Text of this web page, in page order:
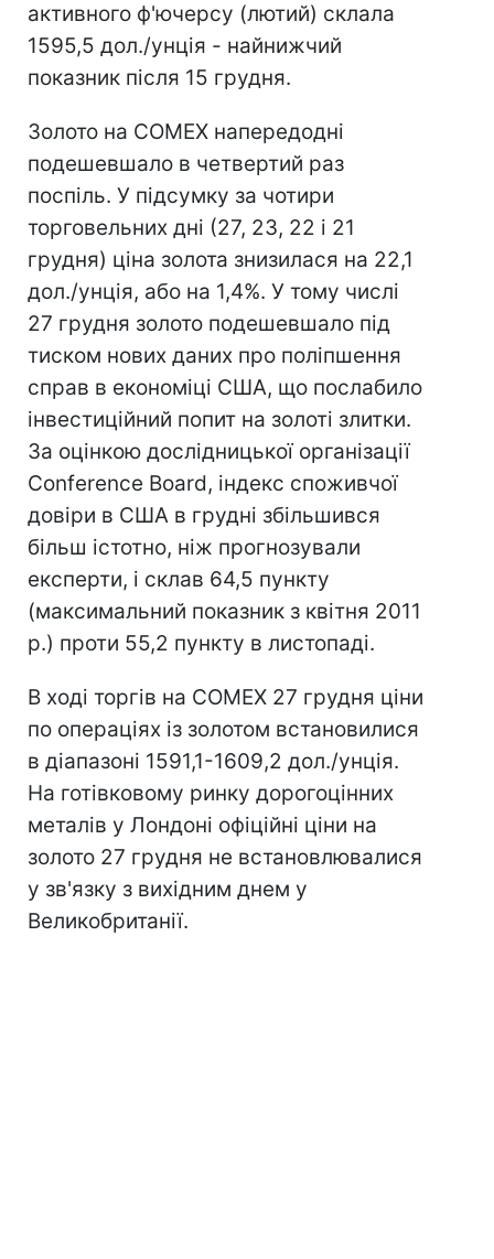
активного ф'ючерсу (лютий) склала
1595,5 дол./унція - найнижчий
показник після 15 грудня.
Золото на COMEX напередодні
подешевшало в четвертий раз
поспіль. У підсумку за чотири
торговельних дні (27, 23, 22 і 21
грудня) ціна золота знизилася на 22,1
дол./унція, або на 1,4%. У тому числі
27 грудня золото подешевшало під
тиском нових даних про поліпшення
справ в економіці США, що послабило
інвестиційний попит на золоті злитки.
За оцінкою дослідницької організації
Conference Board, індекс споживчої
довіри в США в грудні збільшився
більш істотно, ніж прогнозували
експерти, і склав 64,5 пункту
(максимальний показник з квітня 2011
р.) проти 55,2 пункту в листопаді.
В ході торгів на COMEX 27 грудня ціни
по операціях із золотом встановилися
в діапазоні 1591,1-1609,2 дол./унція.
На готівковому ринку дорогоцінних
металів у Лондоні офіційні ціни на
золото 27 грудня не встановлювалися
у зв'язку з вихідним днем у
Великобританії.